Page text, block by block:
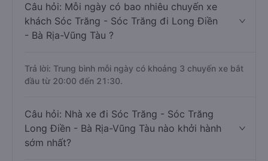
Câu hỏi: Mỗi ngày có bao nhiêu chuyến xe
khách Sóc Trăng - Sóc Trăng đi Long Điền
- Bà Rịa-Vũng Tàu ?
Trả lời: Trung bình mỗi ngày có khoảng 3 chuyến xe bắt
đầu từ 20:00 đến 21:30.
Câu hỏi: Nhà xe đi Sóc Trăng - Sóc Trăng
Long Điền - Bà Rịa-Vũng Tàu nào khởi hành
sớm nhất?